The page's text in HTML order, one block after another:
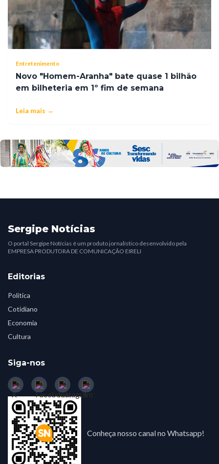
Entretenimento
Novo "Homem-Aranha" bate quase 1 bilhão
em bilheteria em 1º fim de semana
Leia mais →
Sergipe Notícias
O portal Sergipe Notícias é um produto jornalístico desenvolvido pela
EMPRESA PRODUTORA DE COMUNICAÇÃO EIRELI
Editorias
Política
Cotidiano
Economia
Cultura
Siga-nos
Conheça nosso canal no Whatsapp!